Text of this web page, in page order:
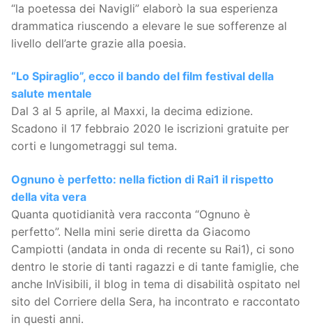
“la poetessa dei Navigli” elaborò la sua esperienza
drammatica riuscendo a elevare le sue sofferenze al
livello dell’arte grazie alla poesia.
“Lo Spiraglio”, ecco il bando del film festival della
salute mentale
Dal 3 al 5 aprile, al Maxxi, la decima edizione.
Scadono il 17 febbraio 2020 le iscrizioni gratuite per
corti e lungometraggi sul tema.
Ognuno è perfetto: nella fiction di Rai1 il rispetto
della vita vera
Quanta quotidianità vera racconta “Ognuno è
perfetto”. Nella mini serie diretta da Giacomo
Campiotti (andata in onda di recente su Rai1), ci sono
dentro le storie di tanti ragazzi e di tante famiglie, che
anche InVisibili, il blog in tema di disabilità ospitato nel
sito del Corriere della Sera, ha incontrato e raccontato
in questi anni.